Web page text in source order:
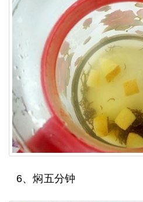
6、焖五分钟